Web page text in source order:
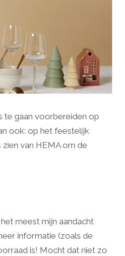
te gaan voorbereiden op
ook: op het feestelijk
van HEMA om de
meest mijn aandacht
informatie (zoals de
is! Mocht dat niet zo